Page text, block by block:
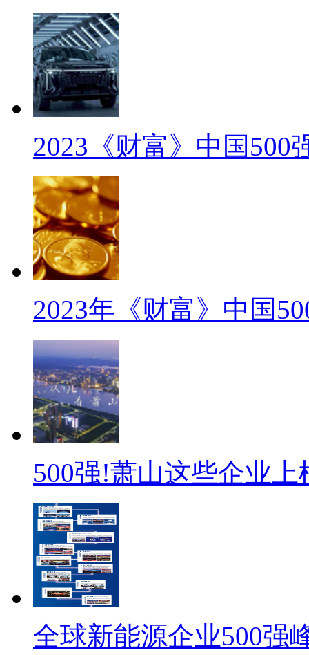
2023《财富》中国500
2023年《财富》中国
500强!萧山这些企业上
全球新能源企业500强